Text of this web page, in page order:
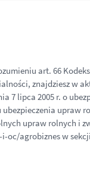
art. 66
znajdziesz w
7 lipca 2005 r. o
ubezpieczenia
upraw rolnych
agrobiznes w